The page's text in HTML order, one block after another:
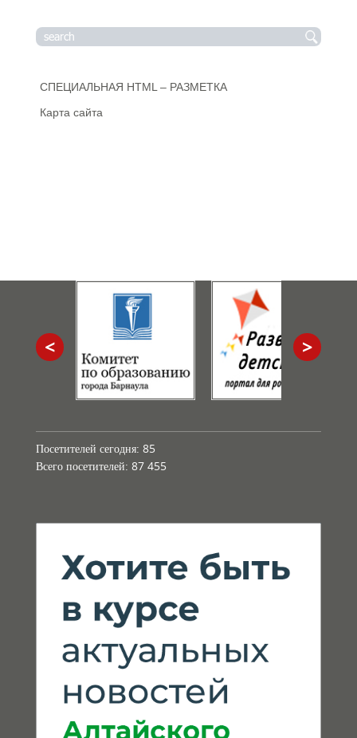
СПЕЦИАЛЬНАЯ HTML – РАЗМЕТКА
Карта сайта
< >
Посетителей сегодня: 85
Всего посетителей: 87 455